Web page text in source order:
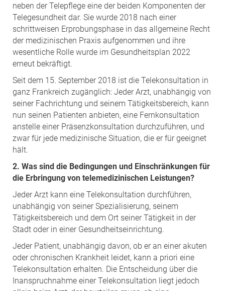
neben der Telepflege eine der beiden Komponenten der
Telegesundheit dar. Sie wurde 2018 nach einer
schrittweisen Erprobungsphase in das allgemeine Recht
der medizinischen Praxis aufgenommen und ihre
wesentliche Rolle wurde im Gesundheitsplan 2022
erneut bekräftigt.
Seit dem 15. September 2018 ist die Telekonsultation in
ganz Frankreich zugänglich: Jeder Arzt, unabhängig von
seiner Fachrichtung und seinem Tätigkeitsbereich, kann
nun seinen Patienten anbieten, eine Fernkonsultation
anstelle einer Präsenzkonsultation durchzuführen, und
zwar für jede medizinische Situation, die er für geeignet
hält.
2. Was sind die Bedingungen und Einschränkungen für
die Erbringung von telemedizinischen Leistungen?
Jeder Arzt kann eine Telekonsultation durchführen,
unabhängig von seiner Spezialisierung, seinem
Tätigkeitsbereich und dem Ort seiner Tätigkeit in der
Stadt oder in einer Gesundheitseinrichtung.
Jeder Patient, unabhängig davon, ob er an einer akuten
oder chronischen Krankheit leidet, kann a priori eine
Telekonsultation erhalten. Die Entscheidung über die
Inanspruchnahme einer Telekonsultation liegt jedoch